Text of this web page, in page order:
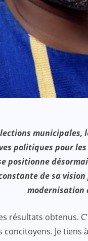
municipales,
politiques pour
positionne
de sa
modernisation
résultats obtenus.
Je tiens